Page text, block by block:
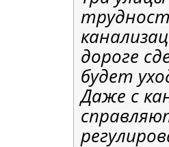
дороге
будет
Даже с